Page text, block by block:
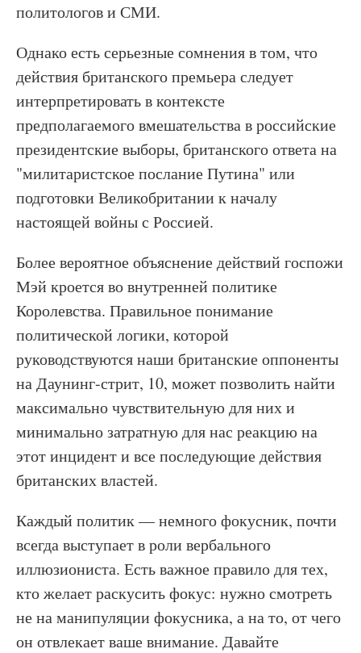
политологов и СМИ.
Однако есть серьезные сомнения в том, что
действия британского премьера следует
интерпретировать в контексте
предполагаемого вмешательства в российские
президентские выборы, британского ответа на
"милитаристское послание Путина" или
подготовки Великобритании к началу
настоящей войны с Россией.
Более вероятное объяснение действий госпожи
Мэй кроется во внутренней политике
Королевства. Правильное понимание
политической логики, которой
руководствуются наши британские оппоненты
на Даунинг-стрит, 10, может позволить найти
максимально чувствительную для них и
минимально затратную для нас реакцию на
этот инцидент и все последующие действия
британских властей.
Каждый политик — немного фокусник, почти
всегда выступает в роли вербального
иллюзиониста. Есть важное правило для тех,
кто желает раскусить фокус: нужно смотреть
не на манипуляции фокусника, а на то, от чего
он отвлекает ваше внимание. Давайте